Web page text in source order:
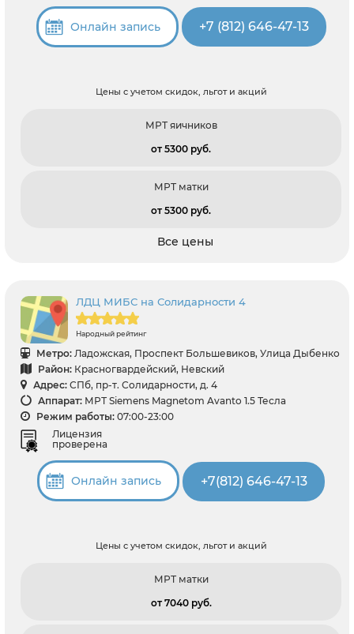
Онлайн запись +7 (812) 646-47-13
Цены с учетом скидок, льгот и акций
МРТ яичников
от 5300 pуб.
МРТ матки
от 5300 pуб.
Все цены
ЛДЦ МИБС на Солидарности 4
Народный рейтинг
Метро: Ладожская, Проспект Большевиков, Улица Дыбенко
Район: Красногвардейский, Невский
Адрес: СПб, пр-т. Солидарности, д. 4
Аппарат: МРТ Siemens Magnetom Avanto 1.5 Тесла
Режим работы: 07:00-23:00
Лицензия
проверена
Онлайн запись +7(812) 646-47-13
Цены с учетом скидок, льгот и акций
МРТ матки
от 7040 pуб.